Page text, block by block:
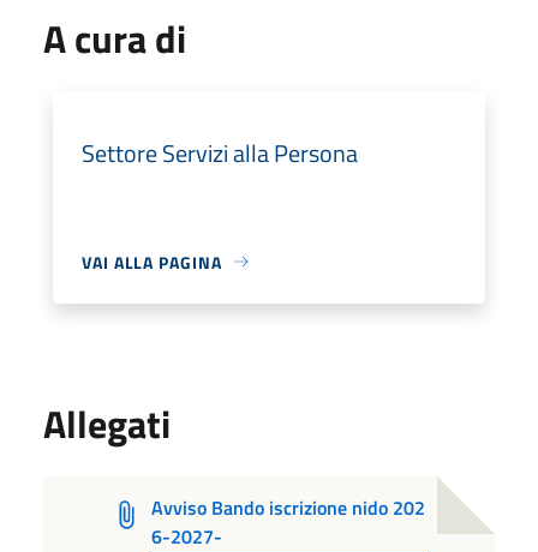
A cura di
Settore Servizi alla Persona
VAI ALLA PAGINA
Allegati
Avviso Bando iscrizione nido 202
6-2027-